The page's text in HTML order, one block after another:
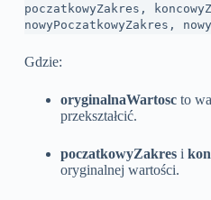
poczatkowyZakres,
nowyPoczatkowyZakres,
Gdzie:
oryginalnaWartoscto
przekształcić.
poczatkowyZakresi
oryginalnej wartości.